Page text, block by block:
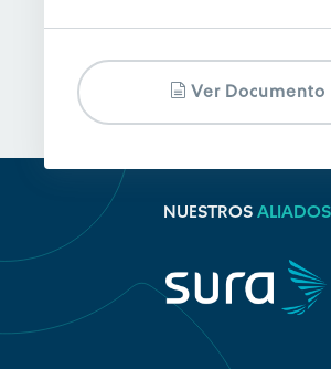
Ver Documento
NUESTROS ALIADOS